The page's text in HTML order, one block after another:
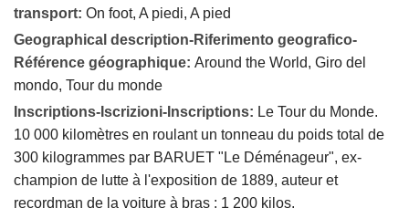
transport: On foot, A piedi, A pied
Geographical description-Riferimento geografico-
Référence géographique: Around the World, Giro del
mondo, Tour du monde
Inscriptions-Iscrizioni-Inscriptions: Le Tour du Monde.
10 000 kilomètres en roulant un tonneau du poids total de
300 kilogrammes par BARUET "Le Déménageur", ex-
champion de lutte à l'exposition de 1889, auteur et
recordman de la voiture à bras : 1 200 kilos.